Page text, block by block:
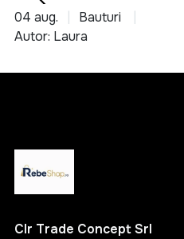
servire si asocieri
culinare
04 aug.
Bauturi
Autor: Laura
Clr Trade Concept Srl